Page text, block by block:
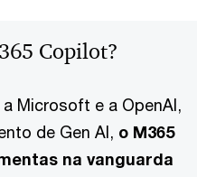
Copilot?
Microsoft e a OpenAI,
de Gen AI, o M365
na vanguarda